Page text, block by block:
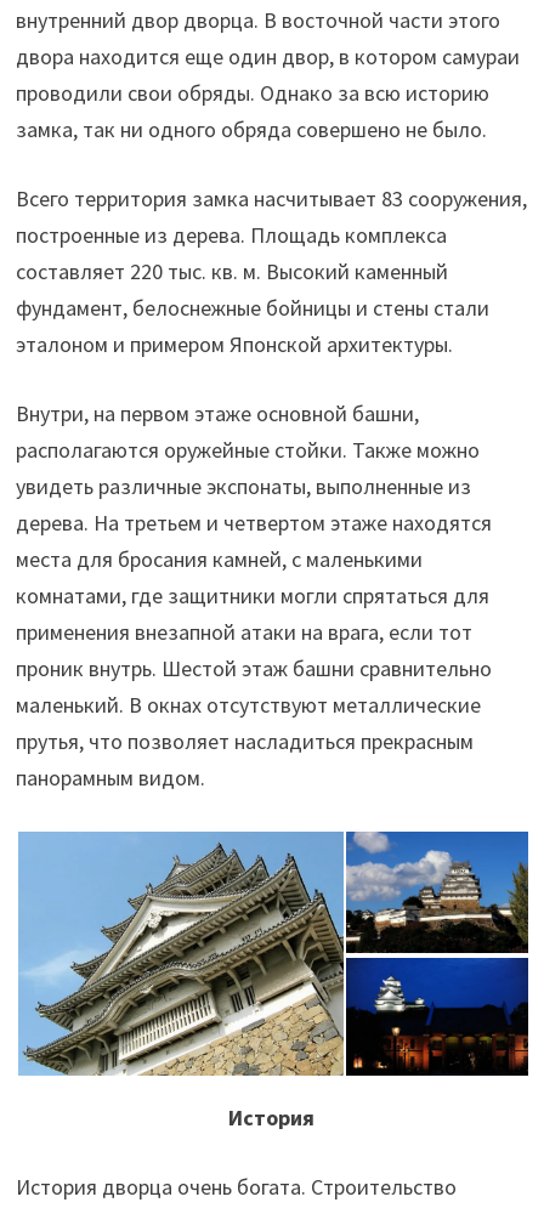
внутренний двор дворца. В восточной части этого
двора находится еще один двор, в котором самураи
проводили свои обряды. Однако за всю историю
замка, так ни одного обряда совершено не было.
Всего территория замка насчитывает 83 сооружения,
построенные из дерева. Площадь комплекса
составляет 220 тыс. кв. м. Высокий каменный
фундамент, белоснежные бойницы и стены стали
эталоном и примером Японской архитектуры.
Внутри, на первом этаже основной башни,
располагаются оружейные стойки. Также можно
увидеть различные экспонаты, выполненные из
дерева. На третьем и четвертом этаже находятся
места для бросания камней, с маленькими
комнатами, где защитники могли спрятаться для
применения внезапной атаки на врага, если тот
проник внутрь. Шестой этаж башни сравнительно
маленький. В окнах отсутствуют металлические
прутья, что позволяет насладиться прекрасным
панорамным видом.
История
История дворца очень богата. Строительство